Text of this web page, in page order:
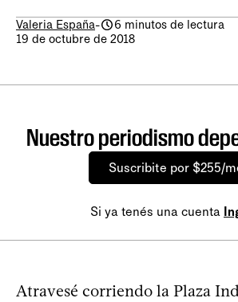
Valeria España-
6 minutos de lectura
19 de octubre de 2018
Nuestro periodismo
Suscribite por $255/
Si ya tenés una cuenta
Atravesé corriendo la Plaza